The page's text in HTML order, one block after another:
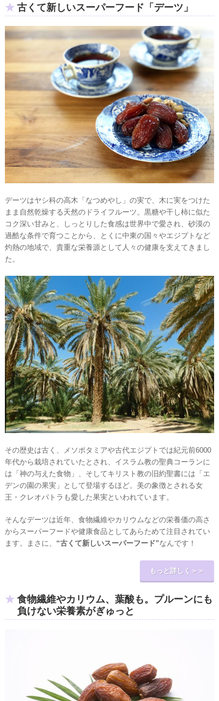
古くて新しいスーパーフード「デーツ」
デーツはヤシ科の高木「なつめやし」の実で、木に実をつけた
まま自然乾燥する天然のドライフルーツ。黒糖や干し柿に似た
コク深い甘みと、しっとりした食感は世界中で愛され、砂漠の
過酷な条件で育つことから、とくに中東の国々やエジプトなど
灼熱の地域で、貴重な栄養源として人々の健康を支えてきまし
た。
その歴史は古く、メソポタミアや古代エジプトでは紀元前6000
年代から栽培されていたとされ、イスラム教の聖典コーランに
は「神の与えた食物」、そしてキリスト教の旧約聖書には「エ
デンの園の果実」として登場するほど。美の象徴とされる女
王・クレオパトラも愛した果実といわれています。
そんなデーツは近年、食物繊維やカリウムなどの栄養価の高さ
からスーパーフードや健康食品としてあらためて注目されてい
ます。まさに、 “古くて新しいスーパーフード”なんです！
もっと詳しく＞＞
食物繊維やカリウム、葉酸も。プルーンにも
負けない栄養素がぎゅっと